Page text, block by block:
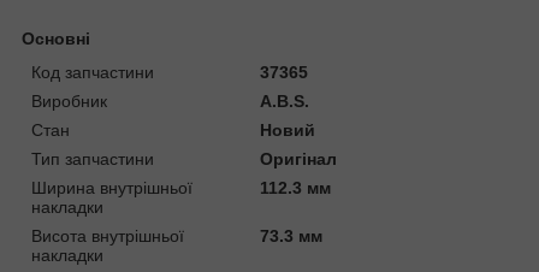
Основні
Код запчастини
37365
Виробник
A.B.S.
Стан
Новий
Тип запчастини
Оригінал
Ширина внутрішньої
накладки
112.3 мм
Висота внутрішньої
накладки
73.3 мм